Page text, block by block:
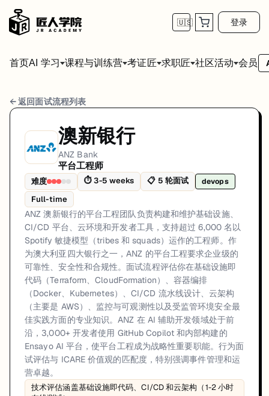
🇺🇸 登录
首页AI 学习 课程与训练营 考证匠 求职匠 社区活动 会员
ANZ Bank 平台工程师 面试流程
岗位方向: devops
ANZ 澳新银行的平台工程团队负责构建和维护基础设施、CI/CD 平台
ANZ Bank的平台工程师面试共5轮，以下是每轮面试的详细流程和准备
第1轮 (1-2 weeks for response): 通过 ANZ 官方招聘门户或
面试亮点: Technical assessment covers Infrastructure-as-Code,
标签: ANZ, ANZ Bank, Banking, Platform Engineer, DevOps, SRE,
← 返回面试流程列表
澳新银行
ANZ Bank
平台工程师
难度 ⏱3-5 weeks 📋 5 轮面试 devops
Full-time
ANZ 澳新银行的平台工程团队负责构建和维护基础设施、
CI/CD 平台、云环境和开发者工具，支持超过 6,000 名以
Spotify 敏捷模型（tribes 和 squads）运作的工程师。作
为澳大利亚四大银行之一，ANZ 的平台工程要求企业级的
可靠性、安全性和合规性。面试流程评估你在基础设施即
代码（Terraform、CloudFormation）、容器编排
（Docker、Kubernetes）、CI/CD 流水线设计、云架构
（主要是 AWS）、监控与可观测性以及受监管环境安全最
佳实践方面的专业知识。ANZ 在 AI 辅助开发领域处于前
沿，3,000+ 开发者使用 GitHub Copilot 和内部构建的
Ensayo AI 平台，使平台工程成为战略性重要职能。行为面
试评估与 ICARE 价值观的匹配度，特别强调事件管理和运
营卓越。
技术评估涵盖基础设施即代码、CI/CD 和云架构（1-2 小时